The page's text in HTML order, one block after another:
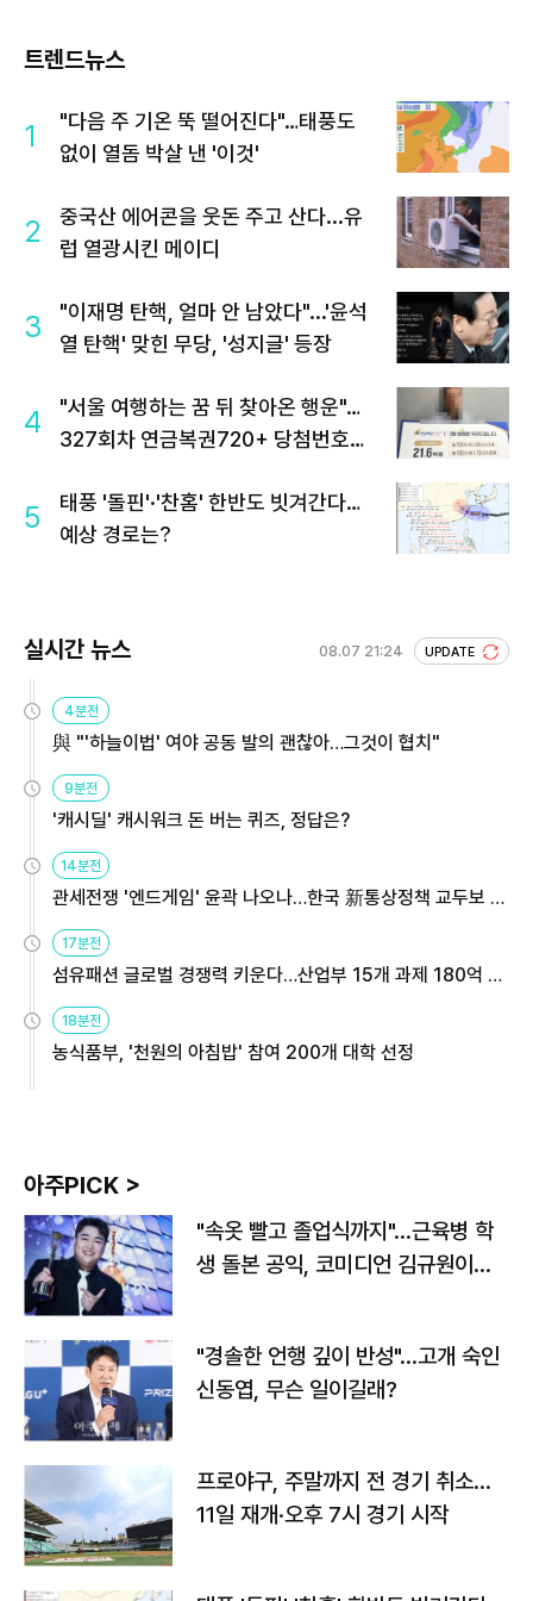
트렌드뉴스
1
"다음 주 기온 뚝 떨어진다"…태풍도
없이 열돔 박살 낸 '이것'
2
중국산 에어콘을 웃돈 주고 산다...유
럽 열광시킨 메이디
3
"이재명 탄핵, 얼마 안 남았다"...'윤석
열 탄핵' 맞힌 무당, '성지글' 등장
4
"서울 여행하는 꿈 뒤 찾아온 행운"…
327회차 연금복권720+ 당첨번호조
5
태풍 '돌핀'·'찬홈' 한반도 빗겨간다…
예상 경로는?
실시간 뉴스 08.07 21:24 UPDATE
4분전
與 "'하늘이법' 여야 공동 발의 괜찮아…그것이 협치"
9분전
'캐시딜' 캐시워크 돈 버는 퀴즈, 정답은?
14분전
관세전쟁 '엔드게임' 윤곽 나오나…한국 新통상정책 교두보 활
17분전
섬유패션 글로벌 경쟁력 키운다…산업부 15개 과제 180억 지
18분전
농식품부, '천원의 아침밥' 참여 200개 대학 선정
아주PICK >
"속옷 빨고 졸업식까지"…근육병 학
생 돌본 공익, 코미디언 김규원이었
"경솔한 언행 깊이 반성"…고개 숙인
신동엽, 무슨 일이길래?
프로야구, 주말까지 전 경기 취소…
11일 재개·오후 7시 경기 시작